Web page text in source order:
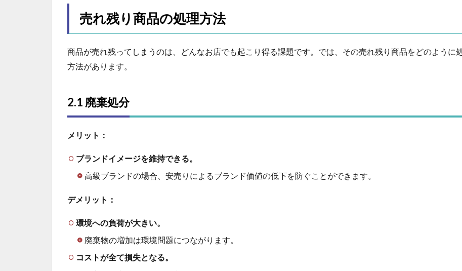
売れ残り商品の処理方法
商品が売れ残ってしまうのは、どんなお店でも起こり得る課題です。では、その売れ残り商品をどのように
方法があります。
2.1 廃棄処分
メリット：
ブランドイメージを維持できる。
高級ブランドの場合、安売りによるブランド価値の低下を防ぐことができます。
デメリット：
環境への負荷が大きい。
廃棄物の増加は環境問題につながります。
コストが全て損失となる。